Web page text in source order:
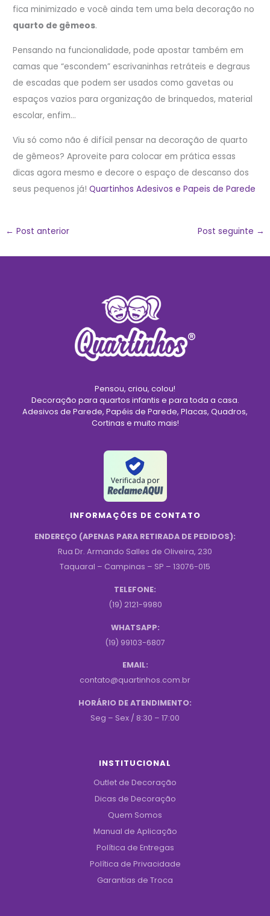
fica minimizado e você ainda tem uma bela decoração no
quarto de gêmeos.
Pensando na funcionalidade, pode apostar também em
camas que “escondem” escrivaninhas retráteis e degraus
de escadas que podem ser usados como gavetas ou
espaços vazios para organização de brinquedos, material
escolar, enfim…
Viu só como não é difícil pensar na decoração de quarto
de gêmeos? Aproveite para colocar em prática essas
dicas agora mesmo e decore o espaço de descanso dos
seus pequenos já!Quartinhos Adesivos e Papeis de Parede
← Post anterior Post seguinte →
Pensou, criou, colou!
Decoração para quartos infantis e para toda a casa.
Adesivos de Parede, Papéis de Parede, Placas, Quadros,
Cortinas e muito mais!
Verificada por
INFORMAÇÕES DE CONTATO
ENDEREÇO (APENAS PARA RETIRADA DE PEDIDOS):
Rua Dr. Armando Salles de Oliveira, 230
Taquaral – Campinas – SP – 13076-015
TELEFONE:
(19) 2121-9980
WHATSAPP:
(19) 99103-6807
EMAIL:
contato@quartinhos.com.br
HORÁRIO DE ATENDIMENTO:
Seg – Sex / 8:30 – 17:00
INSTITUCIONAL
Outlet de Decoração
Dicas de Decoração
Quem Somos
Manual de Aplicação
Política de Entregas
Política de Privacidade
Garantias de Troca